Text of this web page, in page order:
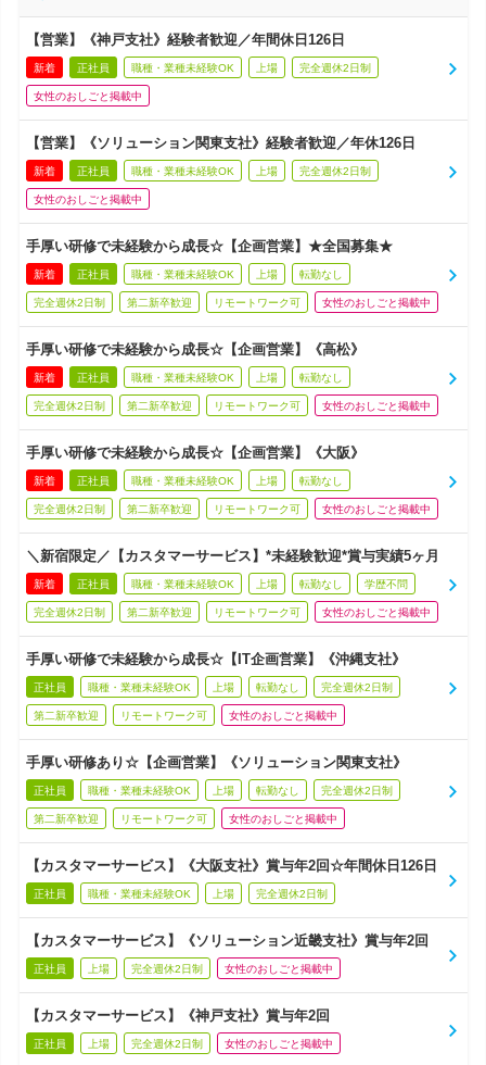
【営業】《神戸支社》経験者歓迎／年間休日126日
新着 正社員 職種・業種未経験OK 上場 完全週休2日制
女性のおしごと掲載中
【営業】《ソリューション関東支社》経験者歓迎／年休126日
新着 正社員 職種・業種未経験OK 上場 完全週休2日制
女性のおしごと掲載中
手厚い研修で未経験から成長☆【企画営業】★全国募集★
新着 正社員 職種・業種未経験OK 上場 転勤なし
完全週休2日制 第二新卒歓迎 リモートワーク可 女性のおしごと掲載中
手厚い研修で未経験から成長☆【企画営業】《高松》
新着 正社員 職種・業種未経験OK 上場 転勤なし
完全週休2日制 第二新卒歓迎 リモートワーク可 女性のおしごと掲載中
手厚い研修で未経験から成長☆【企画営業】《大阪》
新着 正社員 職種・業種未経験OK 上場 転勤なし
完全週休2日制 第二新卒歓迎 リモートワーク可 女性のおしごと掲載中
＼新宿限定／【カスタマーサービス】*未経験歓迎*賞与実績5ヶ月
新着 正社員 職種・業種未経験OK 上場 転勤なし 学歴不問
完全週休2日制 第二新卒歓迎 リモートワーク可 女性のおしごと掲載中
手厚い研修で未経験から成長☆【IT企画営業】《沖縄支社》
正社員 職種・業種未経験OK 上場 転勤なし 完全週休2日制
第二新卒歓迎 リモートワーク可 女性のおしごと掲載中
手厚い研修あり☆【企画営業】《ソリューション関東支社》
正社員 職種・業種未経験OK 上場 転勤なし 完全週休2日制
第二新卒歓迎 リモートワーク可 女性のおしごと掲載中
【カスタマーサービス】《大阪支社》賞与年2回☆年間休日126日
正社員 職種・業種未経験OK 上場 完全週休2日制
【カスタマーサービス】《ソリューション近畿支社》賞与年2回
正社員 上場 完全週休2日制 女性のおしごと掲載中
【カスタマーサービス】《神戸支社》賞与年2回
正社員 上場 完全週休2日制 女性のおしごと掲載中